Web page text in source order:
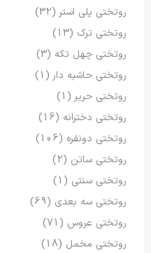
روتختی پلی استر(32)
روتختی ترک (13)
روتختی چهل تکه (3)
روتختی حاشیه دار(1)
روتختی حریر(1)
روتختی دخترانه (16)
روتختی دونفره (106)
روتختی ساتن (2)
روتختی سنتی (1)
روتختی سه بعدی (69)
روتختی عروس (71)
روتختی مخمل (18)